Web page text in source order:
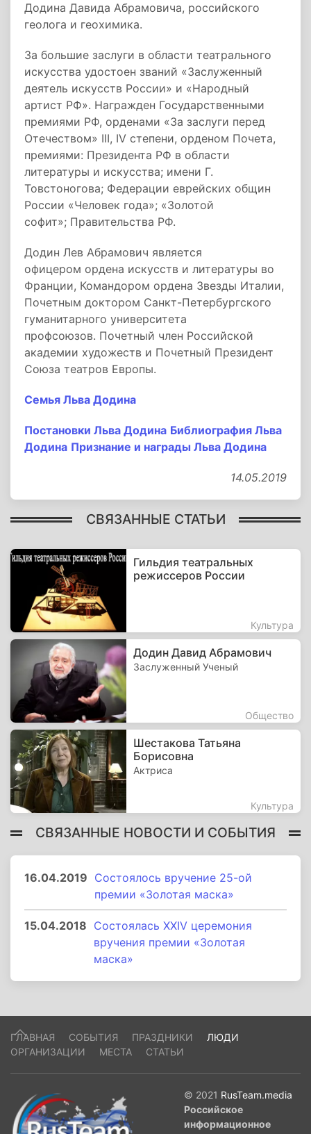
Додина Давида Абрамовича, российского
геолога и геохимика.
За большие заслуги в области театрального
искусства удостоен званий «Заслуженный
деятель искусств России» и «Народный
артист РФ». Награжден Государственными
премиями РФ, орденами «За заслуги перед
Отечеством» III, IV степени, орденом Почета,
премиями: Президента РФ в области
литературы и искусства; имени Г.
Товстоногова; Федерации еврейских общин
России «Человек года»; «Золотой
софит»; Правительства РФ.
Додин Лев Абрамович является
офицером ордена искусств и литературы во
Франции, Командором ордена Звезды Италии,
Почетным доктором Санкт-Петербургского
гуманитарного университета
профсоюзов. Почетный член Российской
академии художеств и Почетный Президент
Союза театров Европы.
Семья Льва Додина
Постановки Льва Додина Библиография Льва
Додина Признание и награды Льва Додина
14.05.2019
СВЯЗАННЫЕ СТАТЬИ
Гильдия театральных
режиссеров России
Культура
Додин Давид Абрамович
Заслуженный Ученый
Общество
Шестакова Татьяна
Борисовна
Актриса
Культура
СВЯЗАННЫЕ НОВОСТИ И СОБЫТИЯ
16.04.2019 Состоялось вручение 25-ой
премии «Золотая маска»
15.04.2018 Состоялась XXIV церемония
вручения премии «Золотая
маска»
ГЛАВНАЯ СОБЫТИЯ ПРАЗДНИКИ
ЛЮДИ
ОРГАНИЗАЦИИ
МЕСТА СТАТЬИ
© 2021 RusTeam.media
Российское
информационное